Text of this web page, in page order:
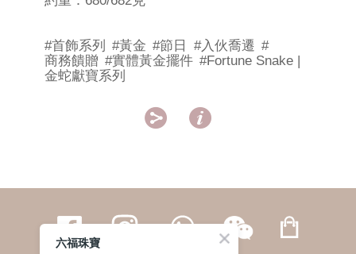
#首飾系列 #黃金 #節日 #入伙喬遷 #
商務饋贈 #實體黃金擺件 #Fortune Snake |
金蛇獻寶系列
 
六福珠寶